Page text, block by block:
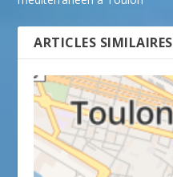
ARTICLES SIMILAIRES